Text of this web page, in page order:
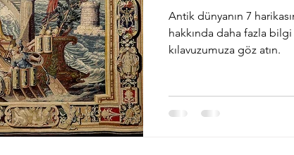
Antik dünyanın 7
hakkında daha fazla
kılavuzumuza göz atın.